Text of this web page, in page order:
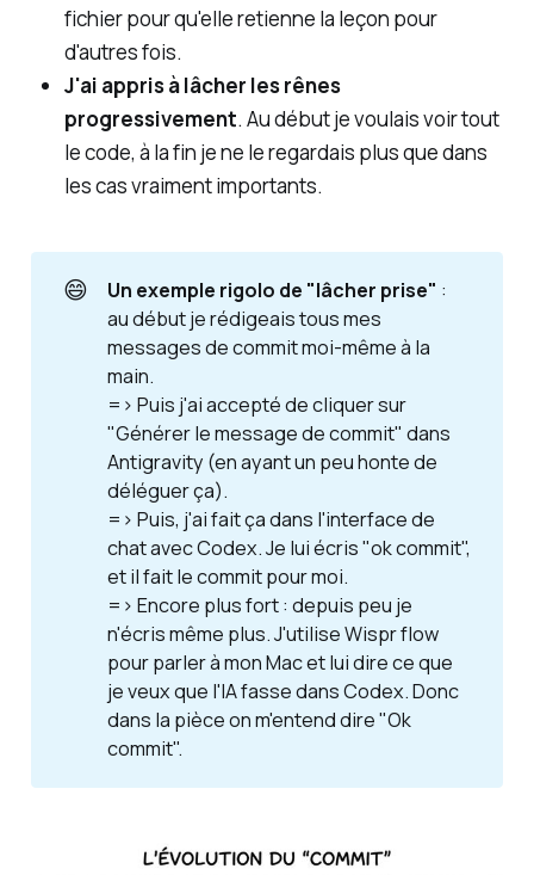
fichier pour qu'elle retienne la leçon pour
d'autres fois.
J'ai appris à lâcher les rênes
progressivement. Au début je voulais voir tout
le code, à la fin je ne le regardais plus que dans
les cas vraiment importants.
😄 Un exemple rigolo de "lâcher prise" :
au début je rédigeais tous mes
messages de commit moi-même à la
main.
=> Puis j'ai accepté de cliquer sur
"Générer le message de commit" dans
Antigravity (en ayant un peu honte de
déléguer ça).
=> Puis, j'ai fait ça dans l'interface de
chat avec Codex. Je lui écris "ok commit",
et il fait le commit pour moi.
=> Encore plus fort : depuis peu je
n'écris même plus. J'utilise Wispr flow
pourparlerà mon Mac et lui dire ce que
je veux que l'IA fasse dans Codex. Donc
dans la pièce on m'entend dire "Ok
commit".